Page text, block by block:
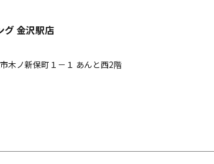
グ 金沢駅店
木ノ新保町１－１ あんと西2階